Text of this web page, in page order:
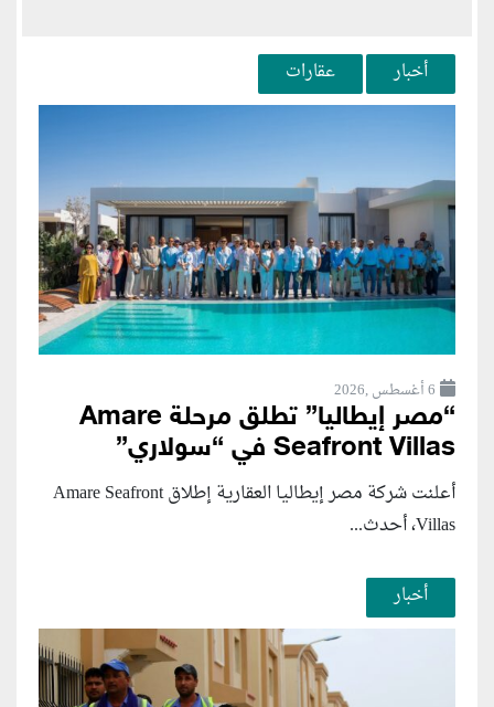
أخبار عقارات
6 أغسطس ,2026
“مصر إيطاليا” تطلق مرحلة Amare
Seafront Villas في “سولاري”
أعلنت شركة مصر إيطاليا العقارية إطلاق Amare Seafront
Villas، أحدث...
أخبار